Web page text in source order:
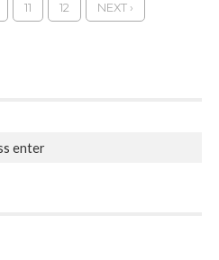
11 12 NEXT ›